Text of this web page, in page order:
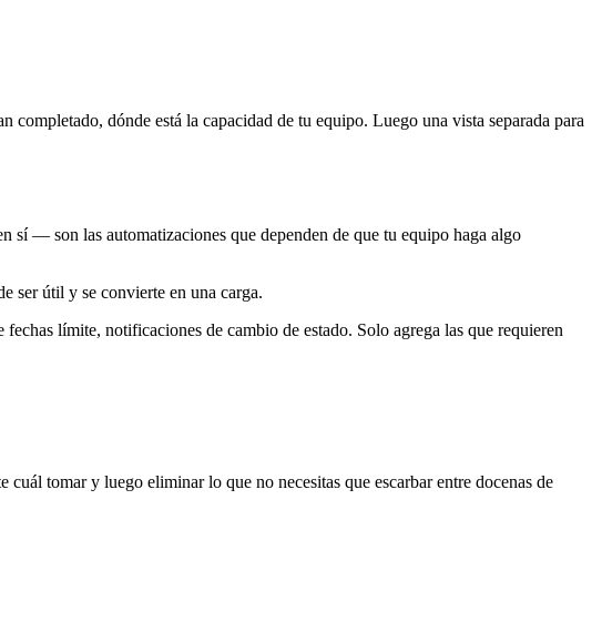
completado, dónde está la capacidad de tu equipo. Luego una vista separada para
sí — son las automatizaciones que dependen de que tu equipo haga algo
ser útil y se convierte en una carga.
límite, notificaciones de cambio de estado. Solo agrega las que requieren
tomar y luego eliminar lo que no necesitas que escarbar entre docenas de